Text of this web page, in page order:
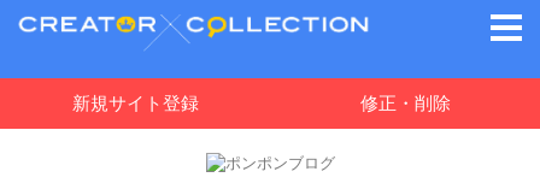
新規サイト登録 修正・削除